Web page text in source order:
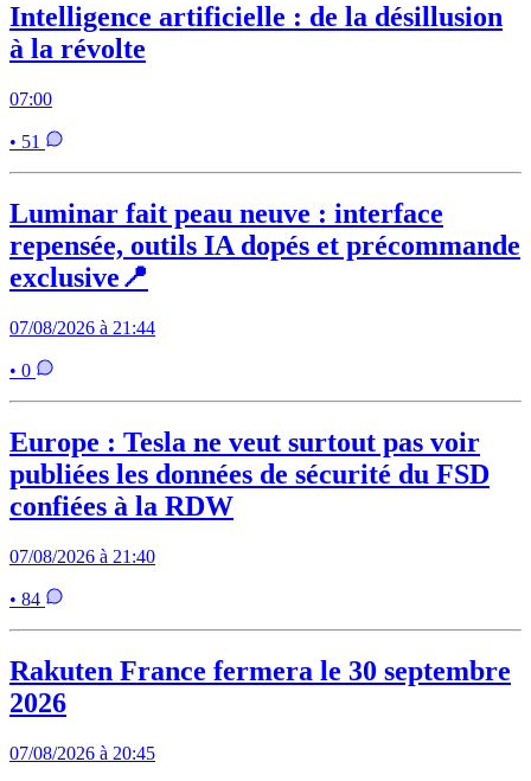
Intelligence artificielle : de la désillusion
à la révolte
07:00
• 51
Luminar fait peau neuve : interface
repensée, outils IA dopés et précommande
exclusive📍
07/08/2026 à 21:44
• 0
Europe : Tesla ne veut surtout pas voir
publiées les données de sécurité du FSD
confiées à la RDW
07/08/2026 à 21:40
• 84
Rakuten France fermera le 30 septembre
2026
07/08/2026 à 20:45